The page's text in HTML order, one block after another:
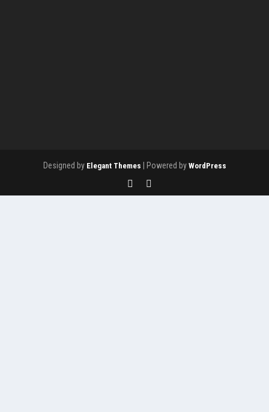
Designed by Elegant Themes | Powered by WordPress